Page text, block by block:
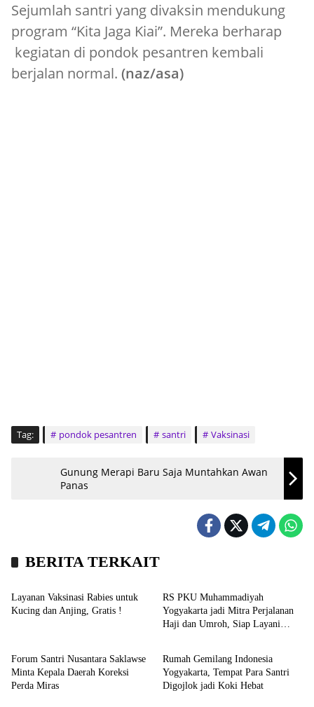
Sejumlah santri yang divaksin mendukung
program “Kita Jaga Kiai”. Mereka berharap
kegiatan di pondok pesantren kembali
berjalan normal. (naz/asa)
Tag: pondok pesantren santri Vaksinasi
Gunung Merapi Baru Saja Muntahkan Awan
Panas
BERITA TERKAIT
Kronika
Layanan Vaksinasi Rabies untuk
Kucing dan Anjing, Gratis !
RS PKU Muhammadiyah
Yogyakarta jadi Mitra Perjalanan
Haji dan Umroh, Siap Layani
Forum Santri Nusantara Saklawse
Minta Kepala Daerah Koreksi
Perda Miras
Bisnis
Rumah Gemilang Indonesia
Yogyakarta, Tempat Para Santri
Digojlok jadi Koki Hebat
Kronika Kronika